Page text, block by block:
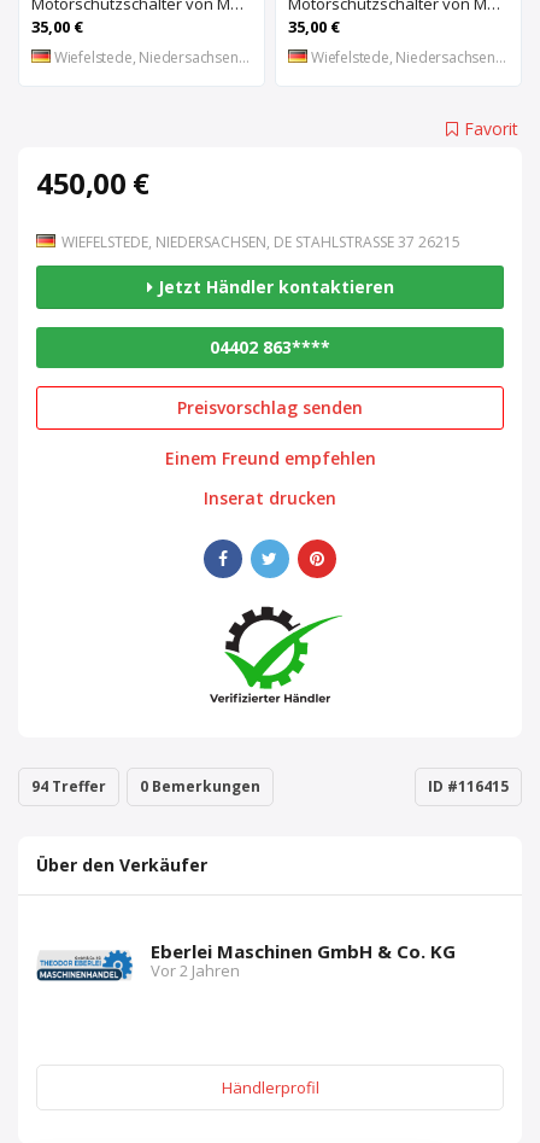
35,00 €
Wiefelstede, Niedersachsen, DE
35,00 €
Wiefelstede, Niedersachsen, DE
Favorit
450,00 €
WIEFELSTEDE, NIEDERSACHSEN, DE STAHLSTRASSE 37 26215
Jetzt Händler kontaktieren
04402 863****
Preisvorschlag senden
Einem Freund empfehlen
Inserat drucken
94 Treffer 0 Bemerkungen ID #116415
Über den Verkäufer
Eberlei Maschinen GmbH & Co. KG
Vor 2 Jahren
Händlerprofil